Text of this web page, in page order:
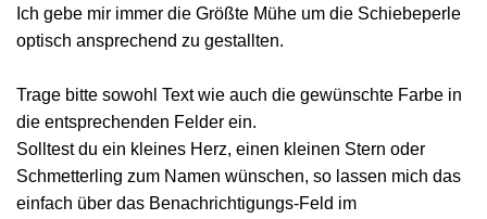
Ich gebe mir immer die Größte Mühe um die Schiebeperle
optisch ansprechend zu gestallten.
Trage bitte sowohl Text wie auch die gewünschte Farbe in
die entsprechenden Felder ein.
Solltest du ein kleines Herz, einen kleinen Stern oder
Schmetterling zum Namen wünschen, so lassen mich das
einfach über das Benachrichtigungs-Feld im